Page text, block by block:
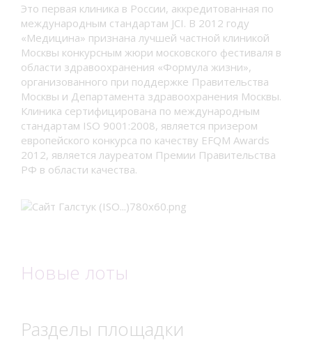
Это первая клиника в России, аккредитованная по
международным стандартам JCI. В 2012 году
«Медицина» признана лучшей частной клиникой
Москвы конкурсным жюри московского фестиваля в
области здравоохранения «Формула жизни»,
организованного при поддержке Правительства
Москвы и Департамента здравоохранения Москвы.
Клиника сертифицирована по международным
стандартам ISO 9001:2008, является призером
европейского конкурса по качеству EFQM Awards
2012, является лауреатом Премии Правительства
РФ в области качества.
Новые лоты
Разделы площадки